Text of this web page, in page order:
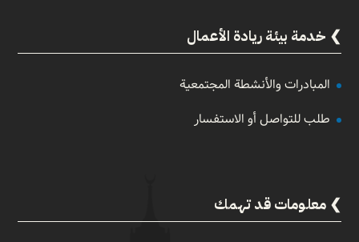
خدمة بيئة ريادة الأعمال
المبادرات والأنشطة المجتمعية
طلب للتواصل أو الاستفسار
معلومات قد تهمك